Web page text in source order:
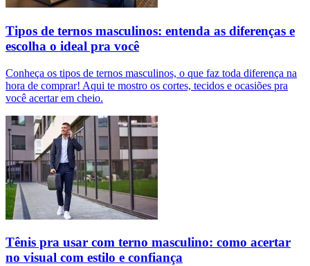
Tipos de ternos masculinos: entenda as diferenças e
escolha o ideal pra você
Conheça os tipos de ternos masculinos, o que faz toda diferença na
hora de comprar! Aqui te mostro os cortes, tecidos e ocasiões pra
você acertar em cheio.
Tênis pra usar com terno masculino: como acertar
no visual com estilo e confiança